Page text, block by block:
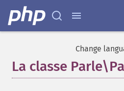
Change
La classe